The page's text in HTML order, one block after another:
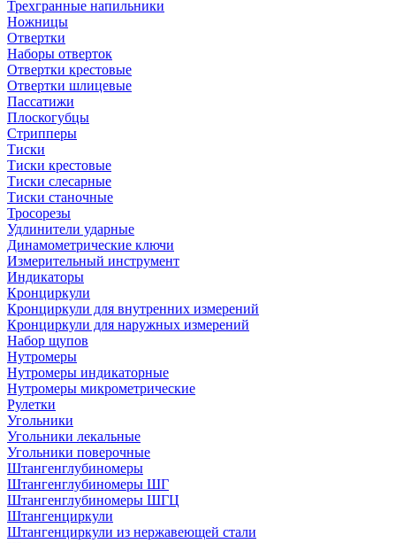
Трехгранные напильники
Ножницы
Отвертки
Наборы отверток
Отвертки крестовые
Отвертки шлицевые
Пассатижи
Плоскогубцы
Стрипперы
Тиски
Тиски крестовые
Тиски слесарные
Тиски станочные
Тросорезы
Удлинители ударные
Динамометрические ключи
Измерительный инструмент
Индикаторы
Кронциркули
Кронциркули для внутренних измерений
Кронциркули для наружных измерений
Набор щупов
Нутромеры
Нутромеры индикаторные
Нутромеры микрометрические
Рулетки
Угольники
Угольники лекальные
Угольники поверочные
Штангенглубиномеры
Штангенглубиномеры ШГ
Штангенглубиномеры ШГЦ
Штангенциркули
Штангенциркули из нержавеющей стали